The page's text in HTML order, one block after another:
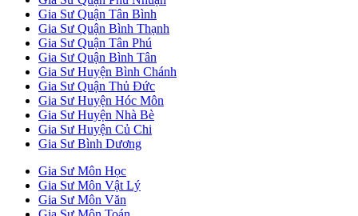
Gia Sư Quận Tân Bình
Gia Sư Quận Bình Thạnh
Gia Sư Quận Tân Phú
Gia Sư Quận Bình Tân
Gia Sư Huyện Bình Chánh
Gia Sư Quận Thủ Đức
Gia Sư Huyện Hóc Môn
Gia Sư Huyện Nhà Bè
Gia Sư Huyện Củ Chi
Gia Sư Bình Dương
Gia Sư Môn Học
Gia Sư Môn Vật Lý
Gia Sư Môn Văn